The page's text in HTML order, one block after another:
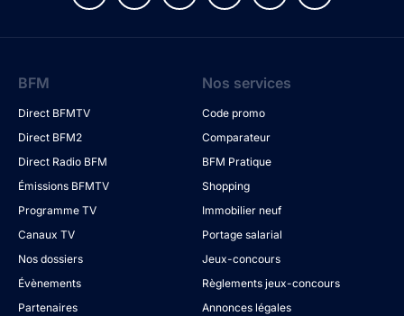
BFM
Direct BFMTV
Direct BFM2
Direct Radio BFM
Émissions BFMTV
Programme TV
Canaux TV
Nos dossiers
Évènements
Partenaires
Nos services
Code promo
Comparateur
BFM Pratique
Shopping
Immobilier neuf
Portage salarial
Jeux-concours
Règlements jeux-concours
Annonces légales